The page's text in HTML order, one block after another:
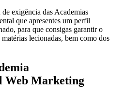
exigência das Academias
que apresentes um perfil
para que consigas garantir o
lecionadas, bem como dos
Web Marketing